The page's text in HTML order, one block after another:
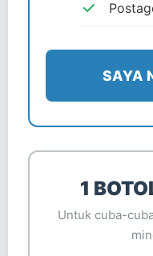
SAYA
1
Untuk cuba-